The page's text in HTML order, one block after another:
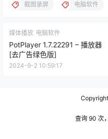
截图录屏 电脑软件
媒体播放 电脑软件
PotPlayer 1.7.22291 – 播放器
[去广告绿色版]
2024-9-2 10:59:17
查询 90 次